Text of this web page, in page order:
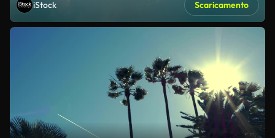
iStock Scaricamento